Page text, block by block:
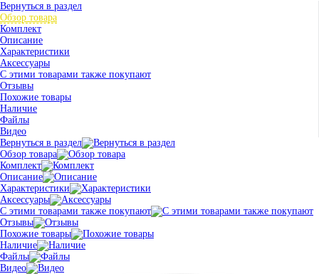
Вернуться в раздел
Обзор товара
Комплект
Описание
Характеристики
Аксессуары
С этими товарами также покупают
Отзывы
Похожие товары
Наличие
Файлы
Видео
Вернуться в раздел
Обзор товара
Комплект
Описание
Характеристики
Аксессуары
С этими товарами также покупают
Отзывы
Похожие товары
Наличие
Файлы
Видео